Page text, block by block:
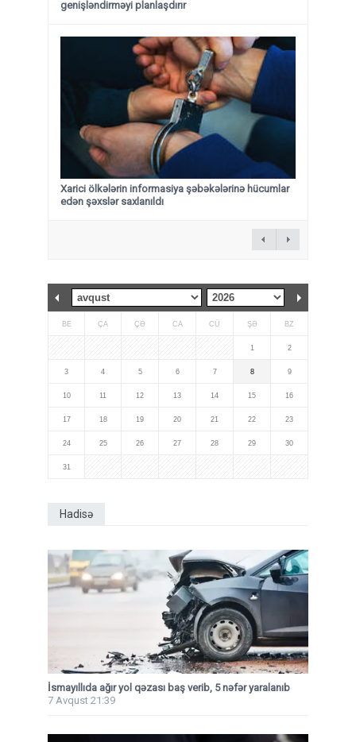
genişləndirməyi planlaşdırır
Xarici ölkələrin informasiya şəbəkələrinə hücumlar
edən şəxslər saxlanıldı
BE ÇA ÇƏ CA CÜ ŞƏ BZ
1 2
3 4 5 6 7 8 9
10 11 12 13 14 15 16
17 18 19 20 21 22 23
24 25 26 27 28 29 30
31
Hadisə
İsmayıllıda ağır yol qəzası baş verib, 5 nəfər yaralanıb
7 Avqust 21:39